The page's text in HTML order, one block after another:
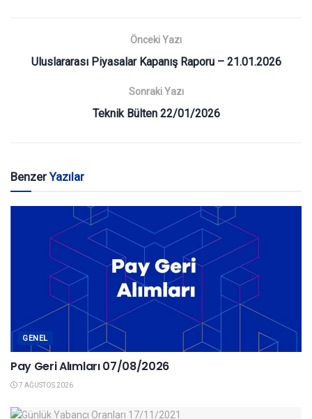
Önceki Yazı
Uluslararası Piyasalar Kapanış Raporu – 21.01.2026
Sonraki Yazı
Teknik Bülten 22/01/2026
BenzerYazılar
GENEL
Pay Geri Alımları 07/08/2026
7 AĞUSTOS 2026